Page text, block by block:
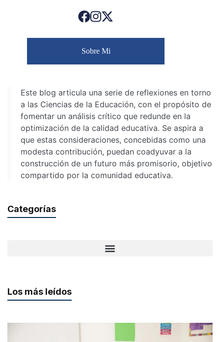
Sobre Mi
Este blog articula una serie de reflexiones en torno
a las Ciencias de la Educación, con el propósito de
fomentar un análisis crítico que redunde en la
optimización de la calidad educativa. Se aspira a
que estas consideraciones, concebidas como una
modesta contribución, puedan coadyuvar a la
construcción de un futuro más promisorio, objetivo
compartido por la comunidad educativa.
Categorías
Los más leídos